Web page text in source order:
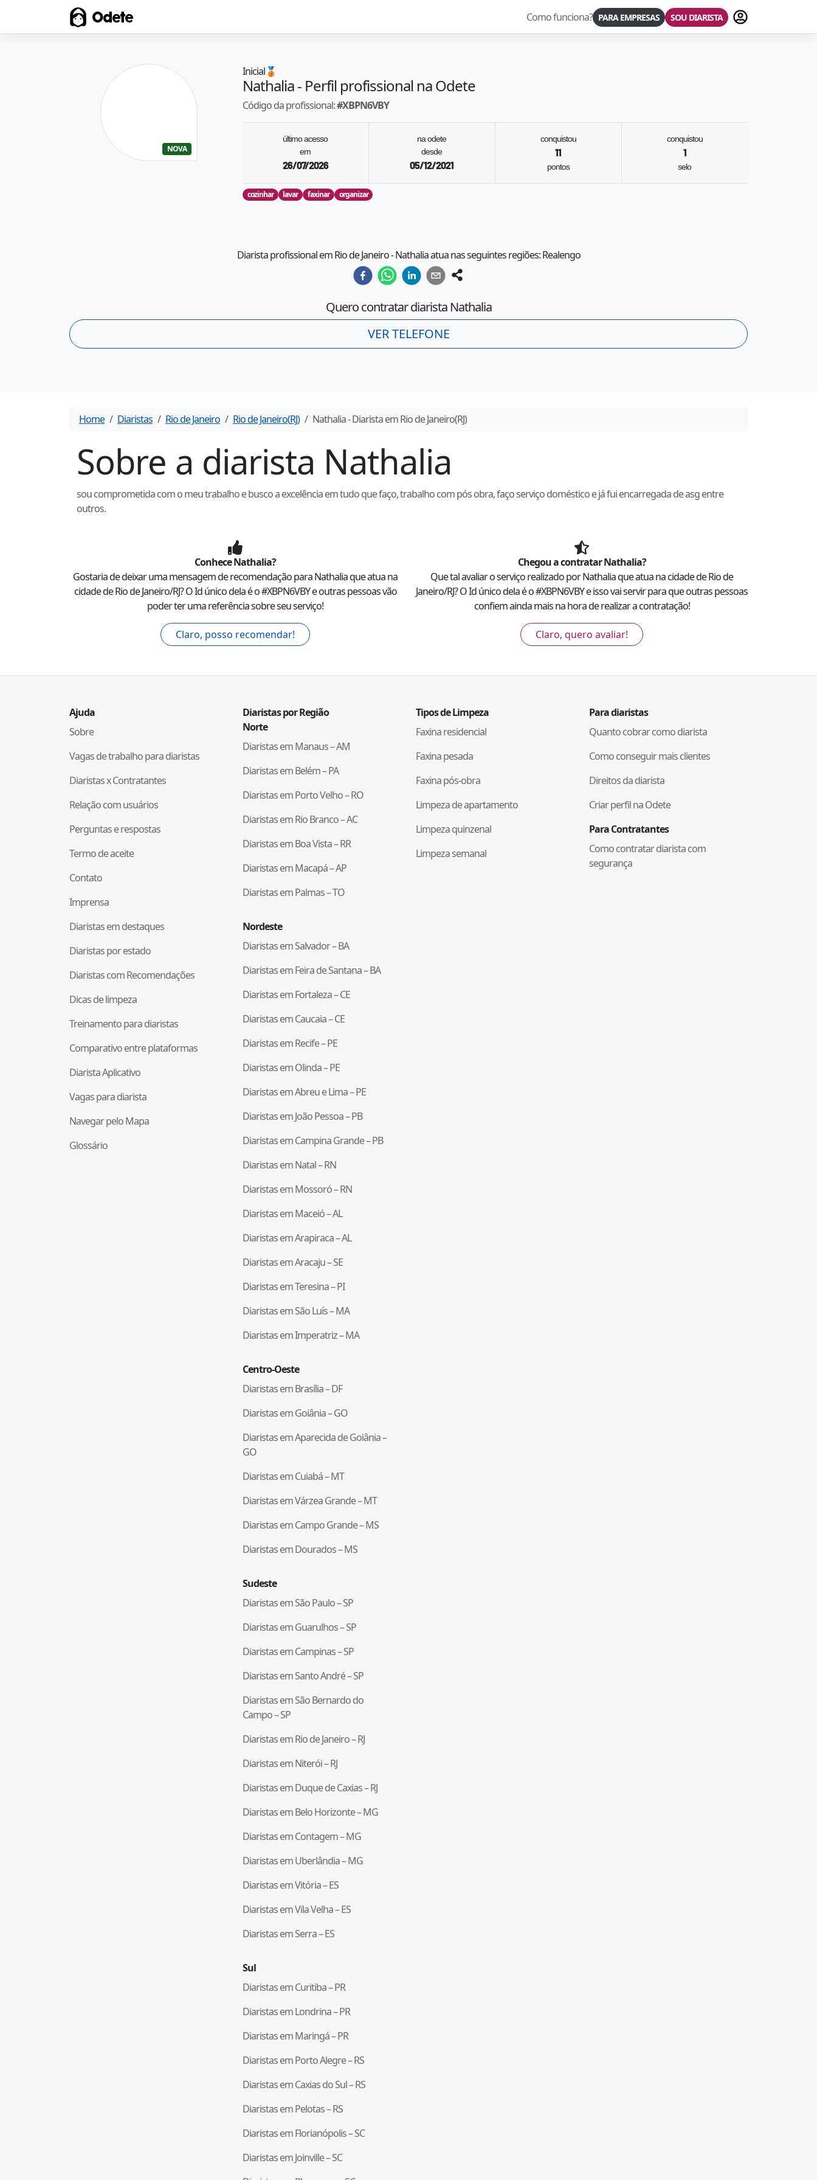
Odete Como funciona? PARA EMPRESAS SOU DIARISTA Fazer login
NOVA
Inicial🥉
Nathalia- Perfil profissional na Odete
Código da profissional:#XBPN6VBY
último acesso
em
26/07/2026
na odete
desde
05/12/2021
conquistou
11
pontos
conquistou
1
selo
cozinhar lavar faxinar organizar
Diarista profissional em Rio de Janeiro - Nathalia atua nas seguintes regiões: Realengo
Quero contratar diarista Nathalia
VER TELEFONE
Home Diaristas Rio de Janeiro Rio de Janeiro(RJ) Nathalia- Diarista emRio de Janeiro(RJ)
Sobre a diarista Nathalia
sou comprometida com o meu trabalho e busco a excelência em tudo que faço, trabalho com pós obra, faço serviço doméstico e já fui encarregada de asg entre
outros.
ConheceNathalia?
Gostaria de deixar uma mensagem de recomendação paraNathaliaque atua na
cidade deRio de Janeiro/RJ? O Id único dela é o #XBPN6VBYe outras pessoas vão
poder ter uma referência sobre seu serviço!
Claro, posso recomendar!
Chegou a contratarNathalia?
Que tal avaliar o serviço realizado porNathaliaque atua na cidade deRio de
Janeiro/RJ? O Id único dela é o #XBPN6VBYe isso vai servir para que outras pessoas
confiem ainda mais na hora de realizar a contratação!
Claro, quero avaliar!
Ajuda
Sobre
Vagas de trabalho para diaristas
Diaristas x Contratantes
Relação com usuários
Perguntas e respostas
Termo de aceite
Contato
Imprensa
Diaristas em destaques
Diaristas por estado
Diaristas com Recomendações
Dicas de limpeza
Treinamento para diaristas
Comparativo entre plataformas
Diarista Aplicativo
Vagas para diarista
Navegar pelo Mapa
Glossário
Diaristas por Região
Norte
Diaristas emManaus–AM
Diaristas emBelém–PA
Diaristas emPorto Velho–RO
Diaristas emRio Branco–AC
Diaristas emBoa Vista–RR
Diaristas emMacapá–AP
Diaristas emPalmas–TO
Nordeste
Diaristas emSalvador–BA
Diaristas emFeira de Santana–BA
Diaristas emFortaleza–CE
Diaristas emCaucaia–CE
Diaristas emRecife–PE
Diaristas emOlinda–PE
Diaristas emAbreu e Lima–PE
Diaristas emJoão Pessoa–PB
Diaristas emCampina Grande–PB
Diaristas emNatal–RN
Diaristas emMossoró–RN
Diaristas emMaceió–AL
Diaristas emArapiraca–AL
Diaristas emAracaju–SE
Diaristas emTeresina–PI
Diaristas emSão Luís–MA
Diaristas emImperatriz–MA
Centro-Oeste
Diaristas emBrasília–DF
Diaristas emGoiânia–GO
Diaristas emAparecida de Goiânia–
GO
Diaristas emCuiabá–MT
Diaristas emVárzea Grande–MT
Diaristas emCampo Grande–MS
Diaristas emDourados–MS
Sudeste
Diaristas emSão Paulo–SP
Diaristas emGuarulhos–SP
Diaristas emCampinas–SP
Diaristas emSanto André–SP
Diaristas emSão Bernardo do
Campo–SP
Diaristas emRio de Janeiro–RJ
Diaristas emNiterói–RJ
Diaristas emDuque de Caxias–RJ
Diaristas emBelo Horizonte–MG
Diaristas emContagem–MG
Diaristas emUberlândia–MG
Diaristas emVitória–ES
Diaristas emVila Velha–ES
Diaristas emSerra–ES
Sul
Diaristas emCuritiba–PR
Diaristas emLondrina–PR
Diaristas emMaringá–PR
Diaristas emPorto Alegre–RS
Diaristas emCaxias do Sul–RS
Diaristas emPelotas–RS
Diaristas emFlorianópolis–SC
Diaristas emJoinville–SC
Tipos de Limpeza
Faxina residencial
Faxina pesada
Faxina pós-obra
Limpeza de apartamento
Limpeza quinzenal
Limpeza semanal
Para diaristas
Quanto cobrar como diarista
Como conseguir mais clientes
Direitos da diarista
Criar perfil na Odete
Para Contratantes
Como contratar diarista com
segurança